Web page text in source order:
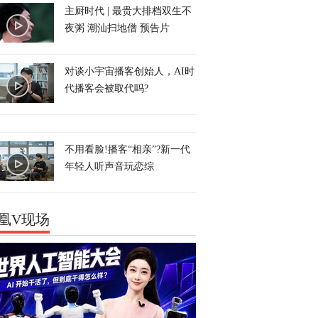
主厨时代 | 最贵大排档双生不
夜粥 潮汕扫地僧 预告片
对谈小宇宙播客创始人，AI时
代播客会被取代吗?
不用看脸!播客“相亲”?新一代
年轻人听声音玩恋综
V现场